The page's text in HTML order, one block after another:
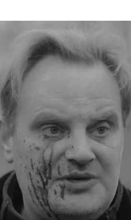
Ігор, що втратив жінку у Кривому Розі
Скриншот / «Свої»
втратив свою другу
виданню «Свої».
рідної матері, декілька